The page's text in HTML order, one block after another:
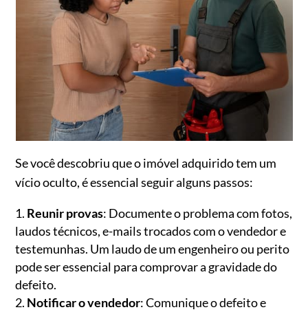
Se você descobriu que o imóvel adquirido tem um
vício oculto, é essencial seguir alguns passos:
Reunir provas: Documente o problema com fotos,
laudos técnicos, e-mails trocados com o vendedor e
testemunhas. Um laudo de um engenheiro ou perito
pode ser essencial para comprovar a gravidade do
defeito.
Notificar o vendedor: Comunique o defeito e